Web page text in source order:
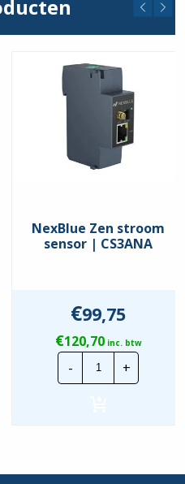
NexBlue Zen stroom
sensor | CS3ANA
€99,75
€120,70inc. btw
-
NexBlue
Zen
stroom
+